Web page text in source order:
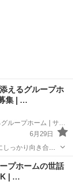
えるグループホ
集 | …
6月29日
しっかり向き合え
者様の夢や希望の
。現在、鎌ヶ谷市
プホームの世話
| …